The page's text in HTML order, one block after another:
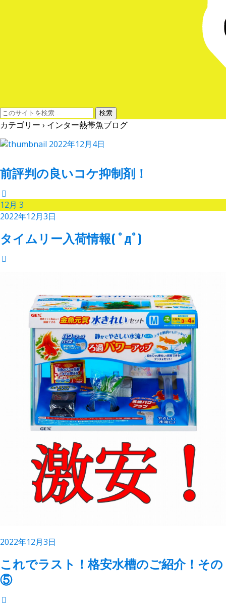
カテゴリー › インター熱帯魚ブログ
2022年12月4日
前評判の良いコケ抑制剤！
12月 3
2022年12月3日
タイムリー入荷情報( ﾟдﾟ)
2022年12月3日
これでラスト！格安水槽のご紹介！その
⑤